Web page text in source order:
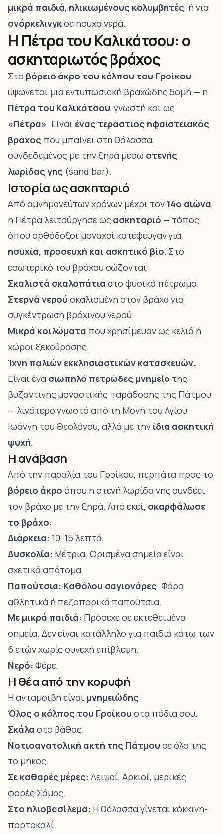
μικρά παιδιά, ηλικιωμένους κολυμβητές, ή για
σνόρκελινγκσε ήσυχα νερά.
Η Πέτρα του Καλικάτσου: ο
ασκηταριωτός βράχος
Στο βόρειο άκρο του κόλπου του Γροίκου
υψώνεται μια εντυπωσιακή βραχώδης δομή — η
Πέτρα του Καλικάτσου, γνωστή και ως
«Πέτρα». Είναι ένας τεράστιος ηφαιστειακός
βράχος που μπαίνει στη θάλασσα,
συνδεδεμένος με την ξηρά μέσω στενής
λωρίδας γης (sand bar).
Ιστορία ως ασκηταριό
Από αμνημονεύτων χρόνων μέχρι τον 14ο αιώνα,
η Πέτρα λειτούργησε ως ασκηταριό — τόπος
όπου ορθόδοξοι μοναχοί κατέφευγαν για
ησυχία, προσευχή και ασκητικό βίο. Στο
εσωτερικό του βράχου σώζονται:
Σκαλιστά σκαλοπάτια στο φυσικό πέτρωμα.
Στερνά νερού σκαλισμένη στον βράχο για
συγκέντρωση βρόχινου νερού.
Μικρά κοιλώματα που χρησίμευαν ως κελιά ή
χώροι ξεκούρασης.
Ίχνη παλιών εκκλησιαστικών κατασκευών.
Είναι ένα σιωπηλό πετρώδες μνημείο της
βυζαντινής μοναστικής παράδοσης της Πάτμου
— λιγότερο γνωστό από τη Μονή του Αγίου
Ιωάννη του Θεολόγου, αλλά με την ίδια ασκητική
ψυχή.
Η ανάβαση
Από την παραλία του Γροίκου, περπάτα προς το
βόρειο άκρο όπου η στενή λωρίδα γης συνδέει
τον βράχο με την ξηρά. Από εκεί, σκαρφάλωσε
το βράχο:
Διάρκεια: 10-15 λεπτά.
Δυσκολία: Μέτρια. Ορισμένα σημεία είναι
σχετικά απότομα.
Παπούτσια: Καθόλου σαγιονάρες. Φόρα
αθλητικά ή πεζοπορικά παπούτσια.
Με μικρά παιδιά: Πρόσεχε σε εκτεθειμένα
σημεία. Δεν είναι κατάλληλο για παιδιά κάτω των
6 ετών χωρίς συνεχή επίβλεψη.
Νερό: Φέρε.
Η θέα από την κορυφή
Η ανταμοιβή είναι μνημειώδης:
Όλος ο κόλπος του Γροίκου στα πόδια σου.
Σκάλα στο βάθος.
Νοτιοανατολική ακτή της Πάτμου σε όλο της
το μήκος.
Σε καθαρές μέρες: Λειψοί, Αρκιοί, μερικές
φορές Σάμος.
Στο ηλιοβασίλεμα: Η θάλασσα γίνεται κόκκινη-
πορτοκαλί.